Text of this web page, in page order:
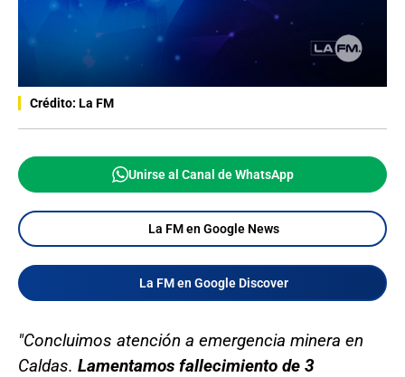
Crédito: La FM
Unirse al Canal de WhatsApp
La FM en Google News
La FM en Google Discover
"Concluimos atención a emergencia minera en
Caldas. Lamentamos fallecimiento de 3